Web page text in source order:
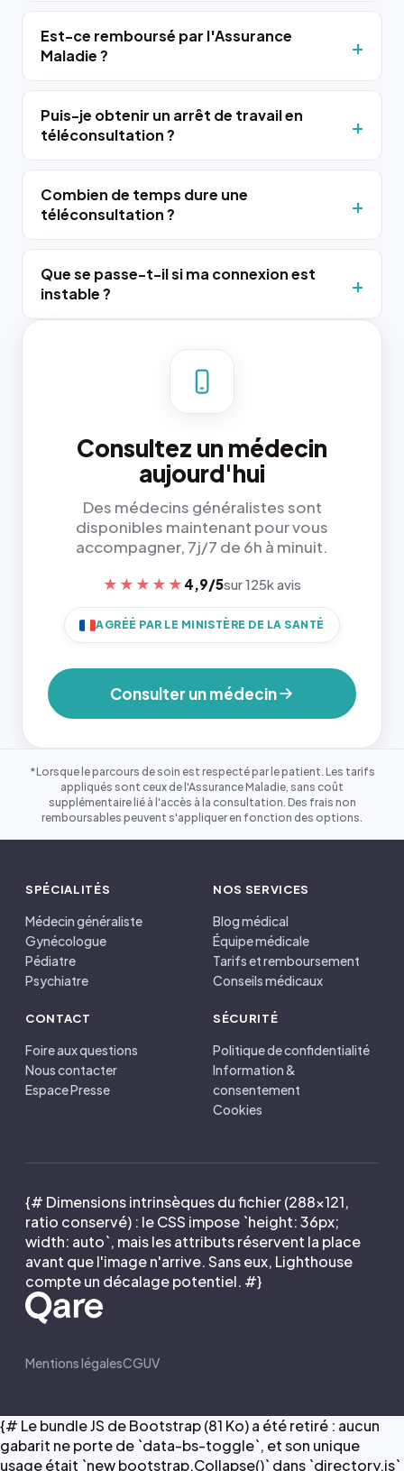
Est-ce remboursé par l'Assurance
Maladie ?
Puis-je obtenir un arrêt de travail en
téléconsultation ?
Combien de temps dure une
téléconsultation ?
Que se passe-t-il si ma connexion est
instable ?
Consultez un médecin
aujourd'hui
Des médecins généralistes sont
disponibles maintenant pour vous
accompagner, 7j/7 de 6h à minuit.
★★★★★ 4,9/5sur 125k avis
AGRÉÉ PAR LE MINISTÈRE DE LA SANTÉ
Consulter un médecin
*Lorsque le parcours de soin est respecté par le patient. Les tarifs
appliqués sont ceux de l'Assurance Maladie, sans coût
supplémentaire lié à l'accès à la consultation. Des frais non
remboursables peuvent s'appliquer en fonction des options.
SPÉCIALITÉS
Médecin généraliste
Gynécologue
Pédiatre
Psychiatre
NOS SERVICES
Blog médical
Équipe médicale
Tarifs et remboursement
Conseils médicaux
CONTACT
Foire aux questions
Nous contacter
Espace Presse
SÉCURITÉ
Politique de confidentialité
Information &
consentement
Cookies
{# Dimensions intrinsèques du fichier (288×121,
ratio conservé) : le CSS impose `height: 36px;
width: auto`, mais les attributs réservent la place
avant que l'image n'arrive. Sans eux, Lighthouse
compte un décalage potentiel. #}
Mentions légalesCGUV
{# Le bundle JS de Bootstrap (81 Ko) a été retiré : aucun
gabarit ne porte de `data-bs-toggle`, et son unique
usage était `new bootstrap.Collapse()` dans `directory.js`